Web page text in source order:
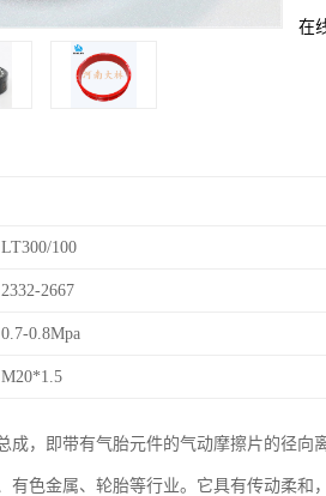
在
LT300/100
2332-2667
0.7-0.8Mpa
M20*1.5
成，即带有气胎元件的气动摩擦片的径
有色金属、轮胎等行业。它具有传动柔